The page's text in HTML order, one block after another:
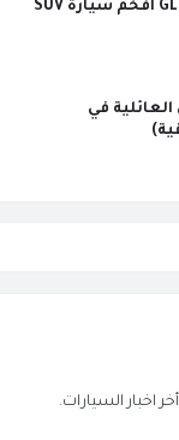
مرسيدس مايباخ GLS 600 2022 افخم سيارة SUV
في
اخبار السيارات.